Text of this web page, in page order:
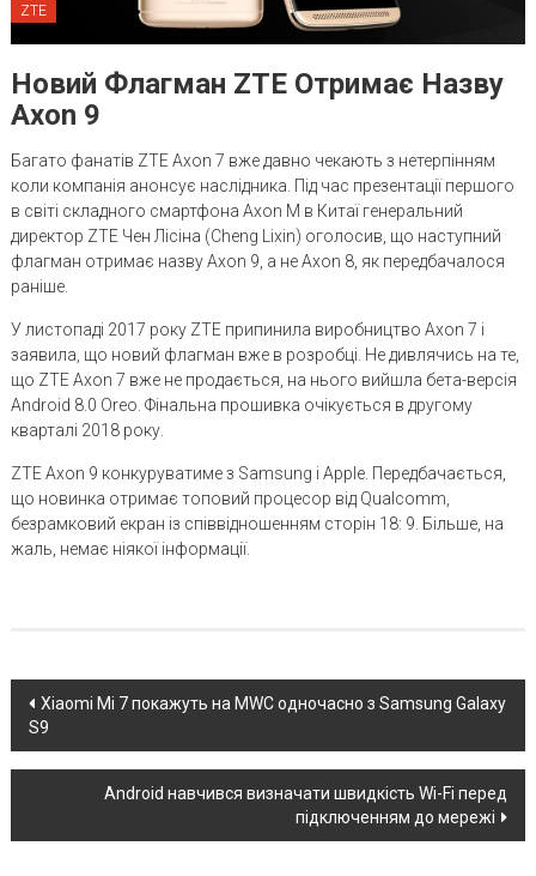
ZTE
Новий Флагман ZTE Отримає Назву
Axon 9
Багато фанатів ZTE Axon 7 вже давно чекають з нетерпінням
коли компанія анонсує наслідника. Під час презентації першого
в світі складного смартфона Axon M в Китаї генеральний
директор ZTE Чен Лісіна (Cheng Lixin) оголосив, що наступний
флагман отримає назву Axon 9, а не Axon 8, як передбачалося
раніше.
У листопаді 2017 року ZTE припинила виробництво Axon 7 і
заявила, що новий флагман вже в розробці. Не дивлячись на те,
що ZTE Axon 7 вже не продається, на нього вийшла бета-версія
Android 8.0 Oreo. Фінальна прошивка очікується в другому
кварталі 2018 року.
ZTE Axon 9 конкуруватиме з Samsung і Apple. Передбачається,
що новинка отримає топовий процесор від Qualcomm,
безрамковий екран із співвідношенням сторін 18: 9. Більше, на
жаль, немає ніякої інформації.
Post
navigation
Xiaomi Mi 7 покажуть на MWC одночасно з Samsung Galaxy
S9
Android навчився визначати швидкість Wi-Fi перед
підключенням до мережі